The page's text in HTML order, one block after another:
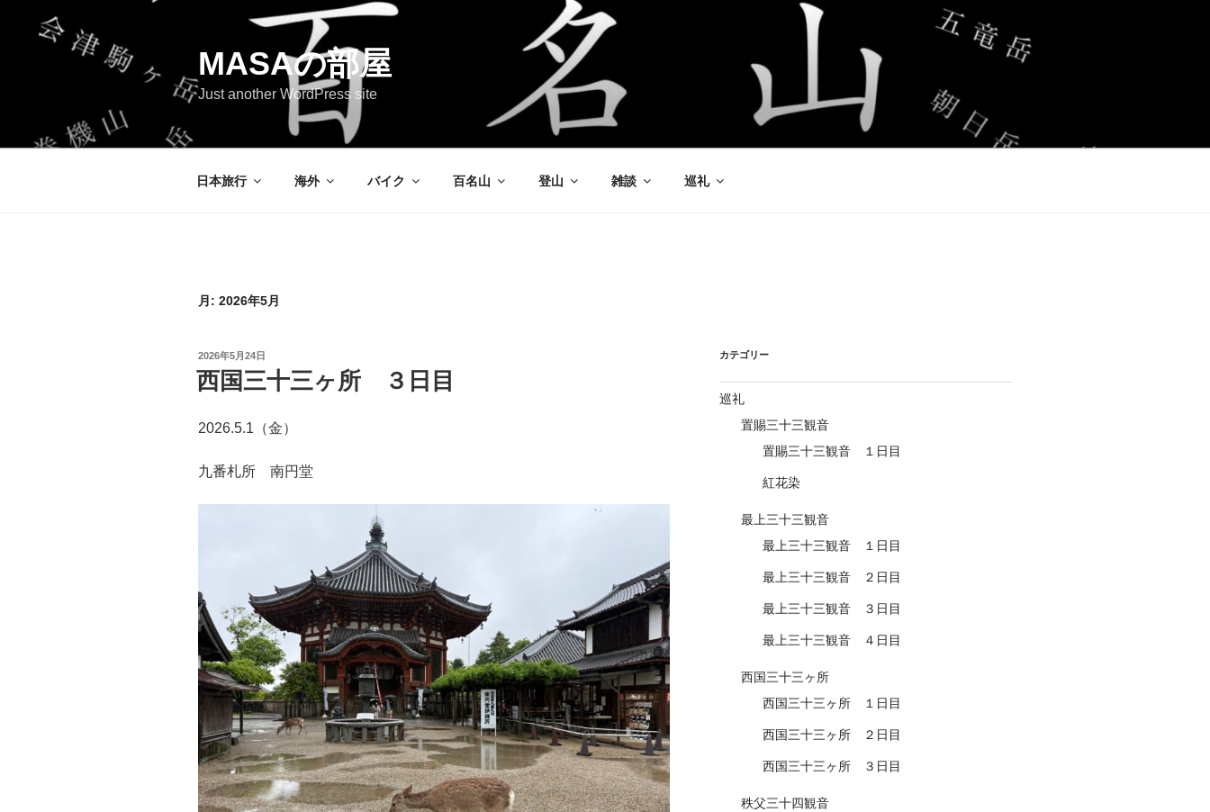
MASAの部屋
Just another WordPress site
日本旅行 海外 バイク 百名山 登山 雑談 巡礼
月: 2026年5月
投
稿
日:
2026年5月24日
西国三十三ヶ所 ３日目
2026.5.1（金）
九番札所 南円堂
カテゴリー
巡礼
置賜三十三観音
置賜三十三観音 １日目
紅花染
最上三十三観音
最上三十三観音 １日目
最上三十三観音 ２日目
最上三十三観音 ３日目
最上三十三観音 ４日目
西国三十三ヶ所
西国三十三ヶ所 １日目
西国三十三ヶ所 ２日目
西国三十三ヶ所 ３日目
秩父三十四観音